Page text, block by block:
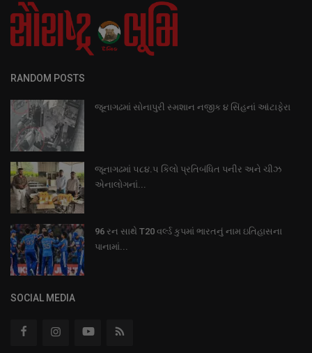
RANDOM POSTS
જૂનાગઢમાં સોનાપુરી સ્મશાન નજીક ૪ સિંહનાં આંટાફેરા
જૂનાગઢમાં ૫૮૪.૫ કિલો પ્રતિબંધિત પનીર અને ચીઝ
એનાલોગનાં...
96 રન સાથે T20 વર્લ્ડ કુપમાં ભારતનું નામ ઇતિહાસના
પાનામાં...
SOCIAL MEDIA